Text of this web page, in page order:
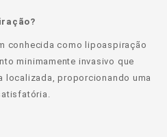
conhecida como lipoaspiração
minimamente invasivo que
localizada, proporcionando uma